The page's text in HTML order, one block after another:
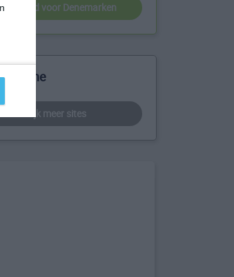
reistijd voor Denemarken
Tune
bekijk meer sites